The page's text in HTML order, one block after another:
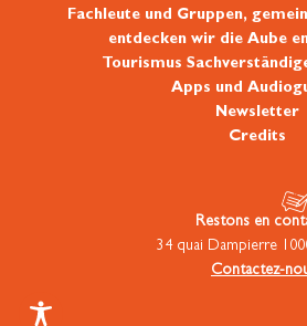
Fachleute und Gruppen,
entdecken wir die Aube
Tourismus
Apps und
Newsletter
Credits
Restons en
34 quai Dampierre
Contactez-